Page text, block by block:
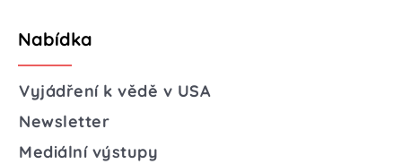
Nabídka
Vyjádření k vědě v USA
Newsletter
Mediální výstupy